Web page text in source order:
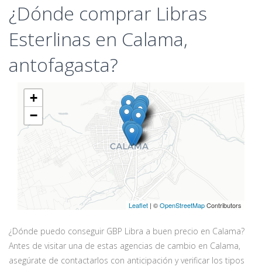
¿Dónde comprar Libras
Esterlinas en Calama,
antofagasta?
+
−
Leaflet | ©OpenStreetMapContributors
¿Dónde puedo conseguir GBP Libra a buen precio en Calama?
Antes de visitar una de estas agencias de cambio en Calama,
asegúrate de contactarlos con anticipación y verificar los tipos